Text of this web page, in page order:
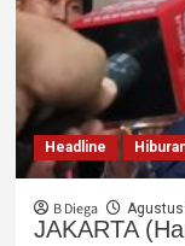
Headline
B Diega
JAKARTA